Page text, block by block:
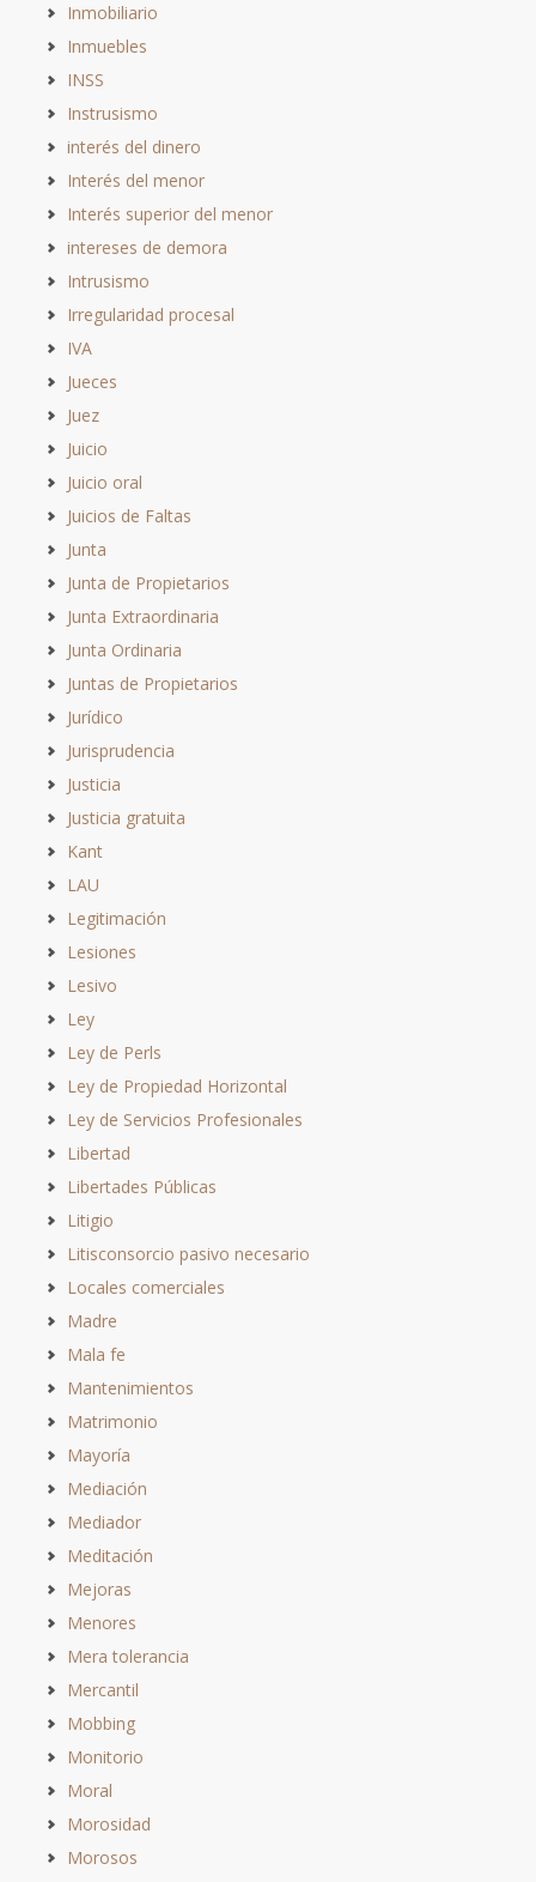
Inmobiliario
Inmuebles
INSS
Instrusismo
interés del dinero
Interés del menor
Interés superior del menor
intereses de demora
Intrusismo
Irregularidad procesal
IVA
Jueces
Juez
Juicio
Juicio oral
Juicios de Faltas
Junta
Junta de Propietarios
Junta Extraordinaria
Junta Ordinaria
Juntas de Propietarios
Jurídico
Jurisprudencia
Justicia
Justicia gratuita
Kant
LAU
Legitimación
Lesiones
Lesivo
Ley
Ley de Perls
Ley de Propiedad Horizontal
Ley de Servicios Profesionales
Libertad
Libertades Públicas
Litigio
Litisconsorcio pasivo necesario
Locales comerciales
Madre
Mala fe
Mantenimientos
Matrimonio
Mayoría
Mediación
Mediador
Meditación
Mejoras
Menores
Mera tolerancia
Mercantil
Mobbing
Monitorio
Moral
Morosidad
Morosos